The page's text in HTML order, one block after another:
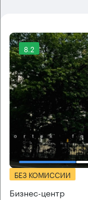
8.2
БЕЗ КОМИССИИ
Бизнес-центр